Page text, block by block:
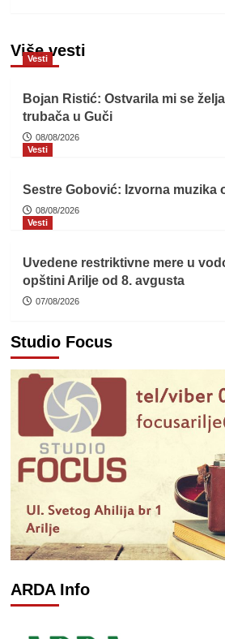
Više vesti
Vesti
Bojan Ristić: Ostvarila mi se
trubača u Guči
08/08/2026
Vesti
Sestre Gobović: Izvorna muzika
08/08/2026
Vesti
Uvedene restriktivne mere u
opštini Arilje od 8. avgusta
07/08/2026
Studio Focus
ARDA Info